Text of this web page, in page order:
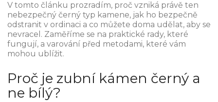
V tomto článku prozradím, proč vzniká právě ten
nebezpečný černý typ kamene, jak ho bezpečně
odstranit v ordinaci a co můžete doma udělat, aby se
nevracel. Zaměříme se na praktické rady, které
fungují, a varování před metodami, které vám
mohou ublížit.
Proč je zubní kámen černý a
ne bílý?